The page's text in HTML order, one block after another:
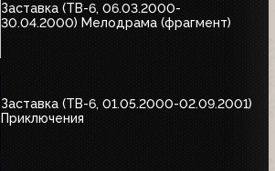
Заставка (ТВ-6, 06.03.2000-
30.04.2000) Мелодрама (фрагмент)
Заставка (ТВ-6, 01.05.2000-02.09.2001)
Приключения